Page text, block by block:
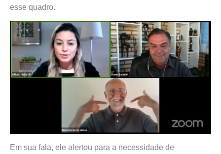
esse quadro.
Em sua fala, ele alertou para a necessidade de